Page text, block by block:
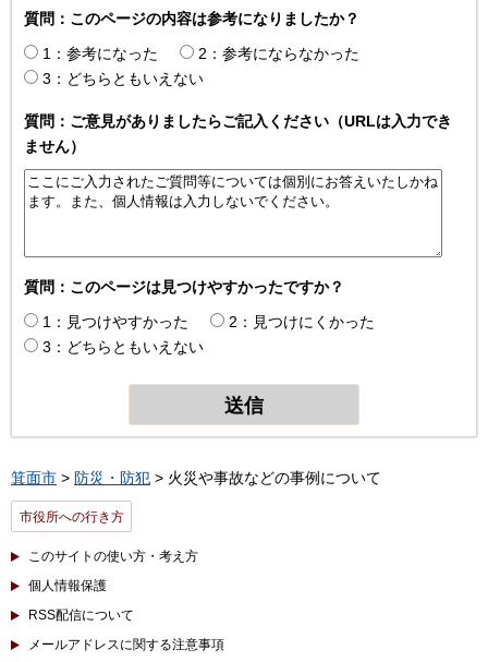
質問：このページの内容は参考になりましたか？
1：参考になった
2：参考にならなかった
3：どちらともいえない
質問：ご意見がありましたらご記入ください（URLは入力でき
ません）
質問：このページは見つけやすかったですか？
1：見つけやすかった
2：見つけにくかった
3：どちらともいえない
箕面市 > 防災・防犯 > 火災や事故などの事例について
市役所への行き方
このサイトの使い方・考え方
個人情報保護
RSS配信について
メールアドレスに関する注意事項